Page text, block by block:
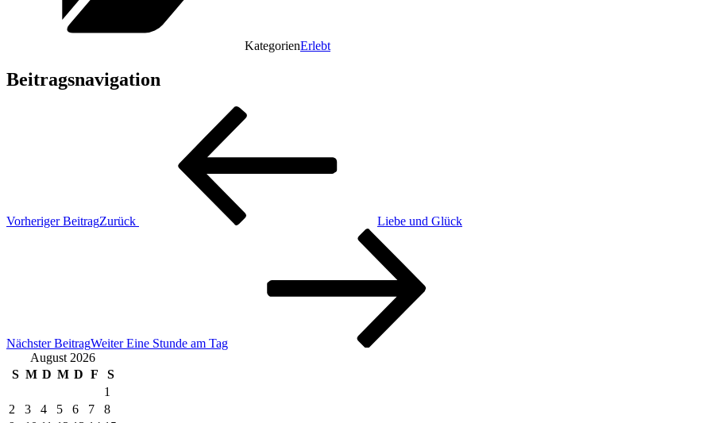
KategorienErlebt
Beitragsnavigation
Vorheriger BeitragZurück Liebe und Glück
Nächster BeitragWeiter Eine Stunde am Tag
August 2026
S M D M D F
S
1
2
3 4 5 6 7
8